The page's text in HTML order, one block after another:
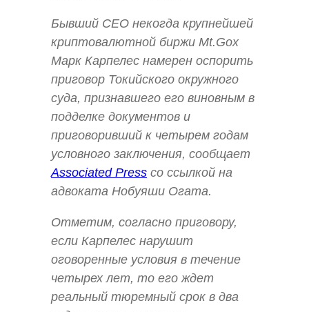
Бывший CEO некогда крупнейшей
криптовалютной биржи Mt.Gox
Марк Карпелес намерен оспорить
приговор Токийского окружного
суда, признавшего его виновным в
подделке документов и
приговоривший к четырем годам
условного заключения, сообщает
Associated Press со ссылкой на
адвоката Нобуяши Огата.
Отметим, согласно приговору,
если Карпелес нарушит
оговоренные условия в течение
четырех лет, то его ждет
реальный тюремный срок в два